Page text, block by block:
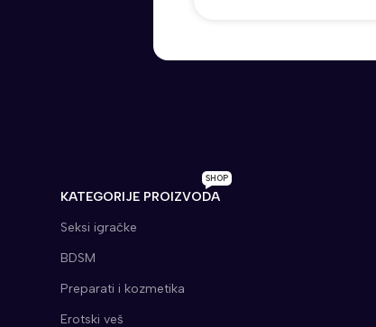
KATEGORIJE PROIZVODA
SHOP
Seksi igračke
BDSM
Preparati i kozmetika
Erotski veš